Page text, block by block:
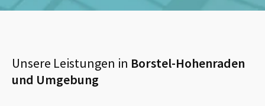
Unsere Leistungen in Borstel-Hohenraden
und Umgebung